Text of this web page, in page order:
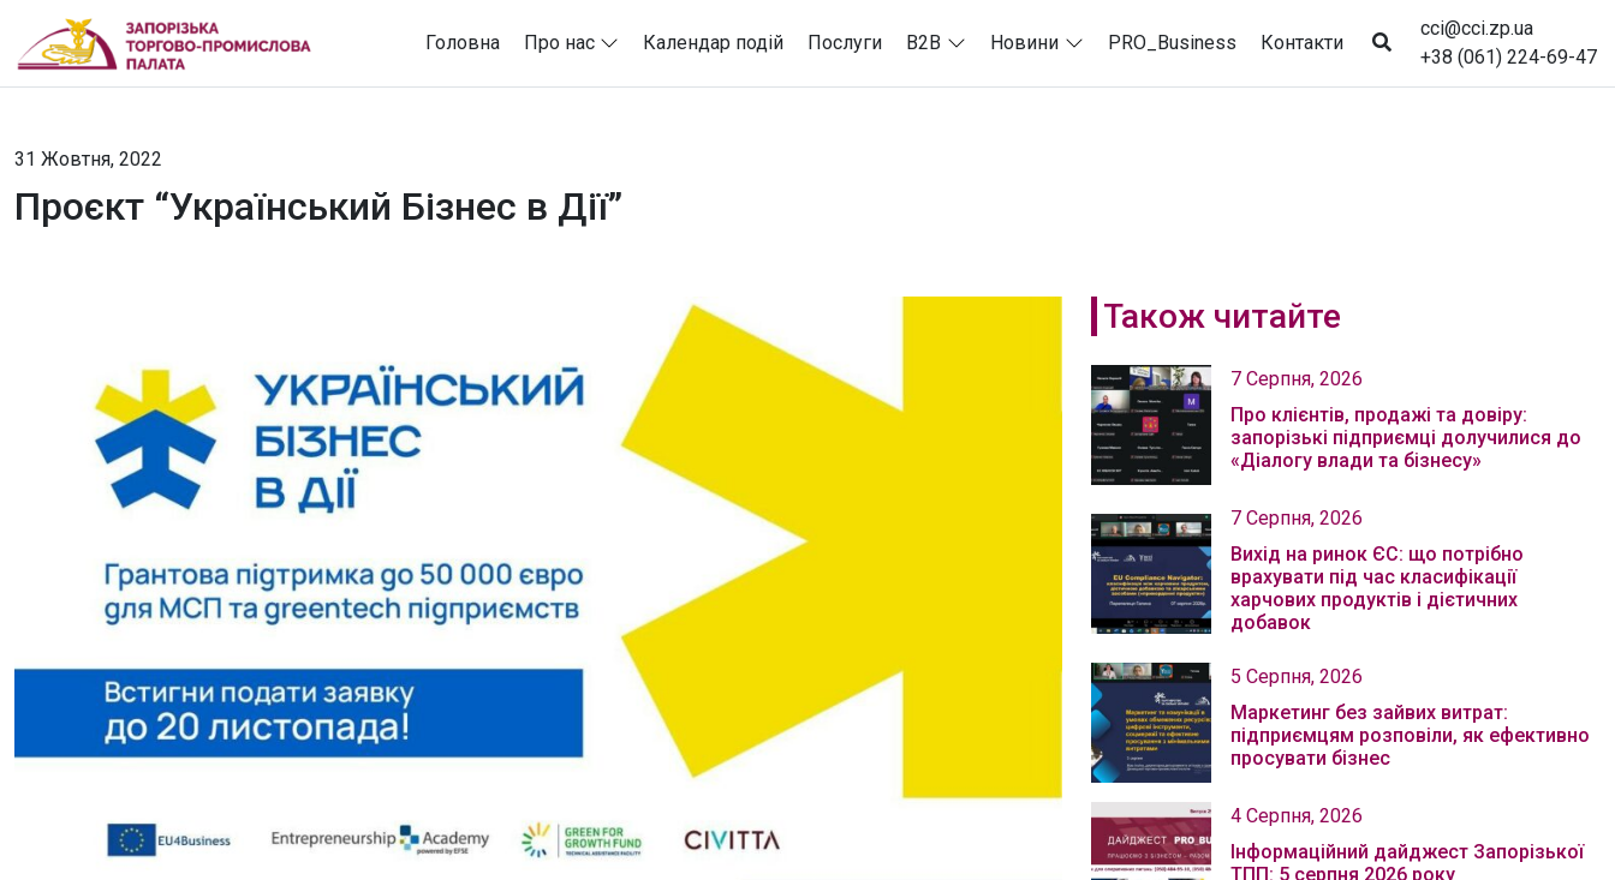
Головна Про нас Календар подій Послуги B2B Новини PRO_Business Контакти
cci@cci.zp.ua
+38 (061) 224-69-47
31 Жовтня, 2022
Проєкт “Український Бізнес в Дії”
Також читайте
7 Серпня, 2026
Про клієнтів, продажі та довіру:
запорізькі підприємці долучилися до
«Діалогу влади та бізнесу»
7 Серпня, 2026
Вихід на ринок ЄС: що потрібно
врахувати під час класифікації
харчових продуктів і дієтичних
добавок
5 Серпня, 2026
Маркетинг без зайвих витрат:
підприємцям розповіли, як ефективно
просувати бізнес
4 Серпня, 2026
Інформаційний дайджест Запорізької
ТПП: 5 серпня 2026 року